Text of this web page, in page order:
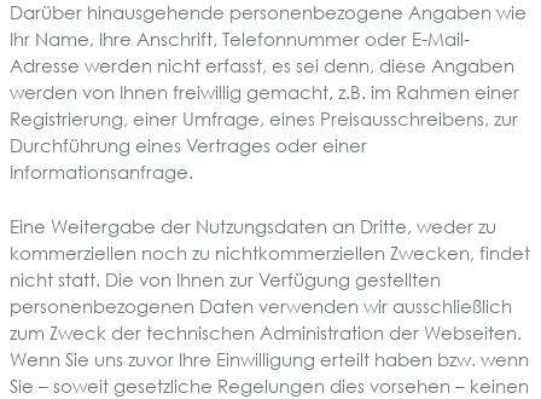
Darüber hinausgehende personenbezogene Angaben wie
Ihr Name, Ihre Anschrift, Telefonnummer oder E-Mail-
Adresse werden nicht erfasst, es sei denn, diese Angaben
werden von Ihnen freiwillig gemacht, z.B. im Rahmen einer
Registrierung, einer Umfrage, eines Preisausschreibens, zur
Durchführung eines Vertrages oder einer
Informationsanfrage.
Eine Weitergabe der Nutzungsdaten an Dritte, weder zu
kommerziellen noch zu nichtkommerziellen Zwecken, findet
nicht statt. Die von Ihnen zur Verfügung gestellten
personenbezogenen Daten verwenden wir ausschließlich
zum Zweck der technischen Administration der Webseiten.
Wenn Sie uns zuvor Ihre Einwilligung erteilt haben bzw. wenn
Sie – soweit gesetzliche Regelungen dies vorsehen – keinen